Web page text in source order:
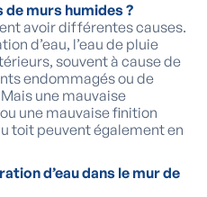
de murs humides ?
avoir différentes causes.
d’eau, l’eau de pluie
souvent à cause de
endommagés ou de
une mauvaise
une mauvaise finition
toit peuvent également en
d’eau dans le mur de